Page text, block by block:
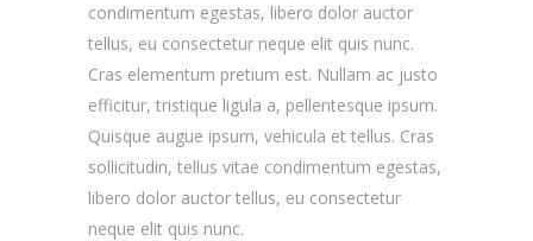
condimentum egestas, libero dolor auctor
tellus, eu consectetur neque elit quis nunc.
Cras elementum pretium est. Nullam ac justo
efficitur, tristique ligula a, pellentesque ipsum.
Quisque augue ipsum, vehicula et tellus. Cras
sollicitudin, tellus vitae condimentum egestas,
libero dolor auctor tellus, eu consectetur
neque elit quis nunc.